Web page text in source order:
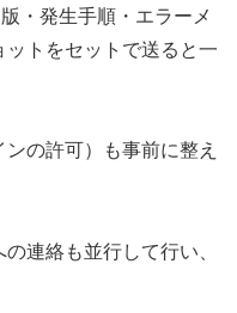
・発生手順・エラーメ
トをセットで送ると一
の許可）も事前に整え
連絡も並行して行い、